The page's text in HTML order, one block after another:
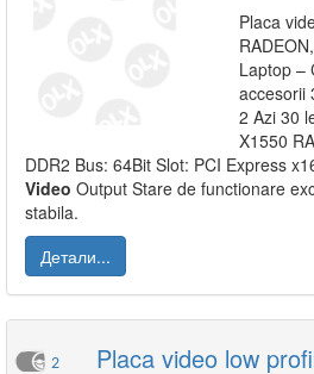
Placa
Laptop –
accesorii
2 Azi 30
X1550
DDR2 Bus: 64Bit Slot: PCI Express
Video Output Stare de functionare
stabila.
Детали...
2
Placa video low